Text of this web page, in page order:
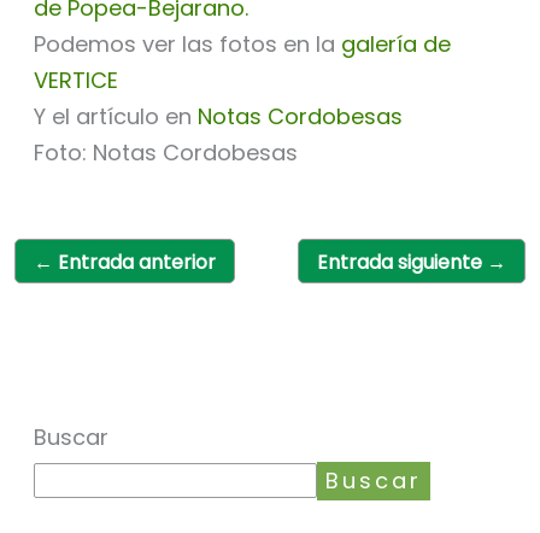
de Popea-Bejarano.
Podemos ver las fotos en la galería de
VERTICE
Y el artículo en Notas Cordobesas
Foto: Notas Cordobesas
← Entrada anterior Entrada siguiente →
Buscar
Buscar